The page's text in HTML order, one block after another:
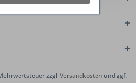
zzgl.Versandkosten und ggf.